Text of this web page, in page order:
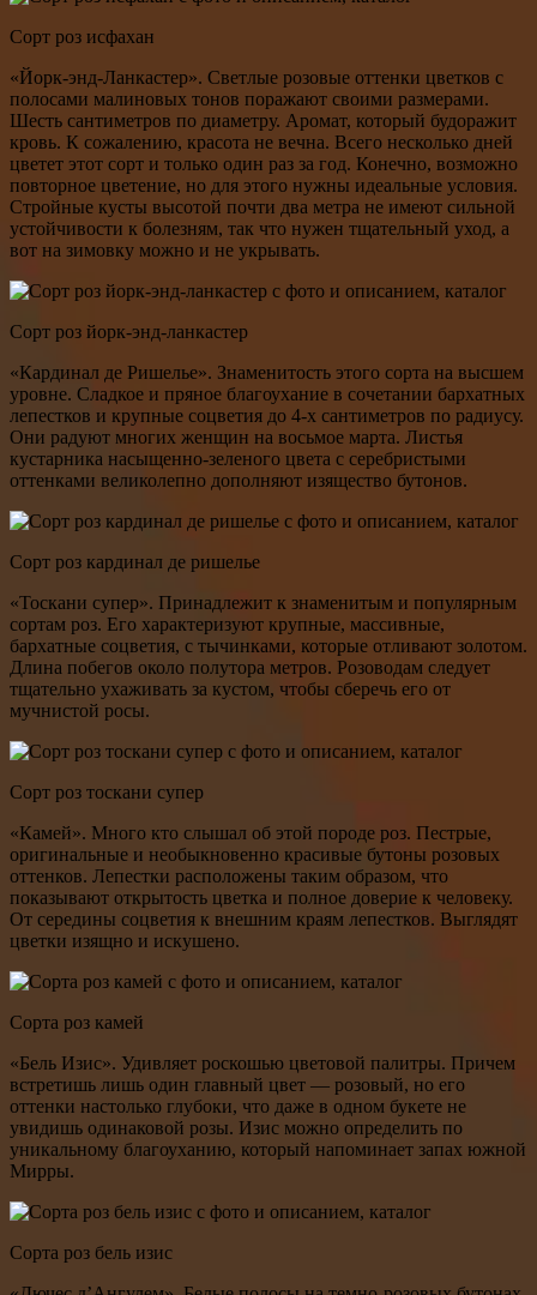
Сорт роз исфахан
«Йорк-энд-Ланкастер». Светлые розовые оттенки цветков с
полосами малиновых тонов поражают своими размерами.
Шесть сантиметров по диаметру. Аромат, который будоражит
кровь. К сожалению, красота не вечна. Всего несколько дней
цветет этот сорт и только один раз за год. Конечно, возможно
повторное цветение, но для этого нужны идеальные условия.
Стройные кусты высотой почти два метра не имеют сильной
устойчивости к болезням, так что нужен тщательный уход, а
вот на зимовку можно и не укрывать.
Сорт роз йорк-энд-ланкастер
«Кардинал де Ришелье». Знаменитость этого сорта на высшем
уровне. Сладкое и пряное благоухание в сочетании бархатных
лепестков и крупные соцветия до 4-х сантиметров по радиусу.
Они радуют многих женщин на восьмое марта. Листья
кустарника насыщенно-зеленого цвета с серебристыми
оттенками великолепно дополняют изящество бутонов.
Сорт роз кардинал де ришелье
«Тоскани супер». Принадлежит к знаменитым и популярным
сортам роз. Его характеризуют крупные, массивные,
бархатные соцветия, с тычинками, которые отливают золотом.
Длина побегов около полутора метров. Розоводам следует
тщательно ухаживать за кустом, чтобы сберечь его от
мучнистой росы.
Сорт роз тоскани супер
«Камей». Много кто слышал об этой породе роз. Пестрые,
оригинальные и необыкновенно красивые бутоны розовых
оттенков. Лепестки расположены таким образом, что
показывают открытость цветка и полное доверие к человеку.
От середины соцветия к внешним краям лепестков. Выглядят
цветки изящно и искушено.
Сорта роз камей
«Бель Изис». Удивляет роскошью цветовой палитры. Причем
встретишь лишь один главный цвет — розовый, но его
оттенки настолько глубоки, что даже в одном букете не
увидишь одинаковой розы. Изис можно определить по
уникальному благоуханию, который напоминает запах южной
Мирры.
Сорта роз бель изис